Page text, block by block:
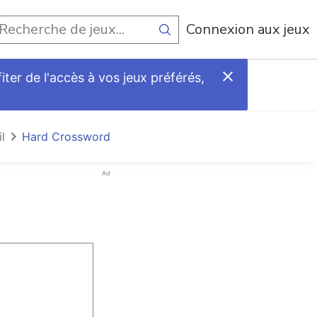
Connexion aux jeux
de l'accès à vos jeux préférés,
Hard Crossword
Ad